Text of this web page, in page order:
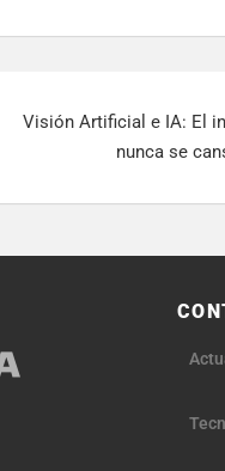
Visión Artificial e IA: El
nunca se